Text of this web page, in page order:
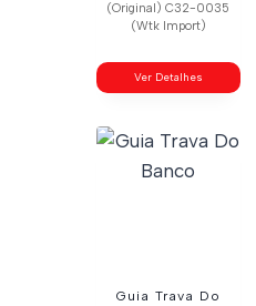
(Original) C32-0035
(Wtk Import)
Ver Detalhes
Guia Trava Do